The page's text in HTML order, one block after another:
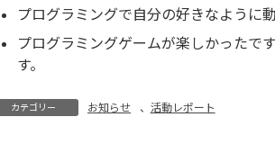
プログラミングで自分の好きなように
プログラミングゲームが楽しかったで
す。
カテゴリー お知らせ 、 活動レポート